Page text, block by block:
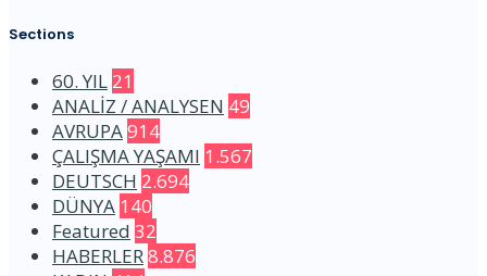
Sections
60. YIL 21
ANALİZ / ANALYSEN 49
AVRUPA914
ÇALIŞMA YAŞAMI 1.567
DEUTSCH 2.694
DÜNYA 140
Featured 32
HABERLER8.876